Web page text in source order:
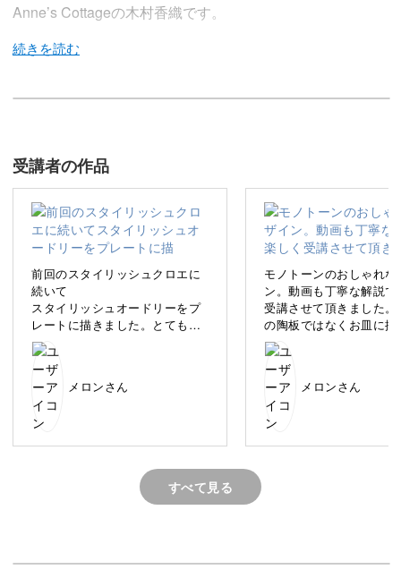
Anne’s Cottageの木村香織です。
講師や食器デザイナーとしての経歴は20年以上あり、これ
まで約9000人以上の方に指導して参りました。
今回の講座では“食器で輝くライフスタイル”を、より多く
の方にお伝えできたらと思います。
ぜひ、ポーセラーツ作品作りを通して、優雅なひと時を楽
しみましょう♪
スタイリッシュで美しい女性が描けます
ヤー(1回だけの焼成)で仕上げます。
受講者の作品
前回のスタイリッシュクロエに
続いて
スタイリッシュオードリーをプ
レートに描きました。とてもお
洒落なプレートができて嬉しい
です。
メロンさん
モノトーンのおしゃれな
ン。動画も丁寧な解説で
受講させて頂きました。
の陶板ではなくお皿に描
で面積が大きくなり下の
ッグのデザインを変えて
メロンさん
すべて見る